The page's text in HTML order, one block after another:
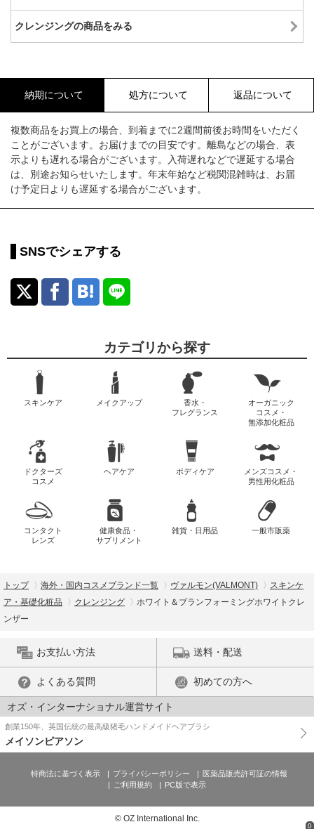
クレンジングの商品をみる
納期について 処方について 返品について
複数商品をお買上の場合、到着までに2週間前後お時間をいただく
ことがございます。お届けまでの目安です。離島などの場合、表
示よりも遅れる場合がございます。入荷遅れなどで遅延する場合
は、別途お知らせいたします。年末年始など税関混雑時は、お届
け予定日よりも遅延する場合がございます。
SNSでシェアする
0
カテゴリから探す
スキンケア メイクアップ
香水・
フレグランス
オーガニック
コスメ・
無添加化粧品
ドクターズ
コスメ
ヘアケア ボディケア
メンズコスメ・
男性用化粧品
コンタクト
レンズ
健康食品・
サプリメント
雑貨・日用品 一般市販薬
トップ 海外・国内コスメブランド一覧 ヴァルモン(VALMONT)
スキンケ
ア・基礎化粧品
クレンジング
ホワイト＆ブランフォーミングホワイトクレ
ンザー
お支払い方法 送料・配送
よくある質問 初めての方へ
オズ・インターナショナル運営サイト
創業150年、英国伝統の最高級猪毛ハンドメイドヘアブラシ
メイソンピアソン
特商法に基づく表示 プライバシーポリシー
医薬品販売許可証の情報
ご利用規約
PC版で表示
© OZ International Inc.